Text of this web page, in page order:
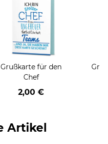
Grußkarte für den
Chef
2,00 €
Artikel